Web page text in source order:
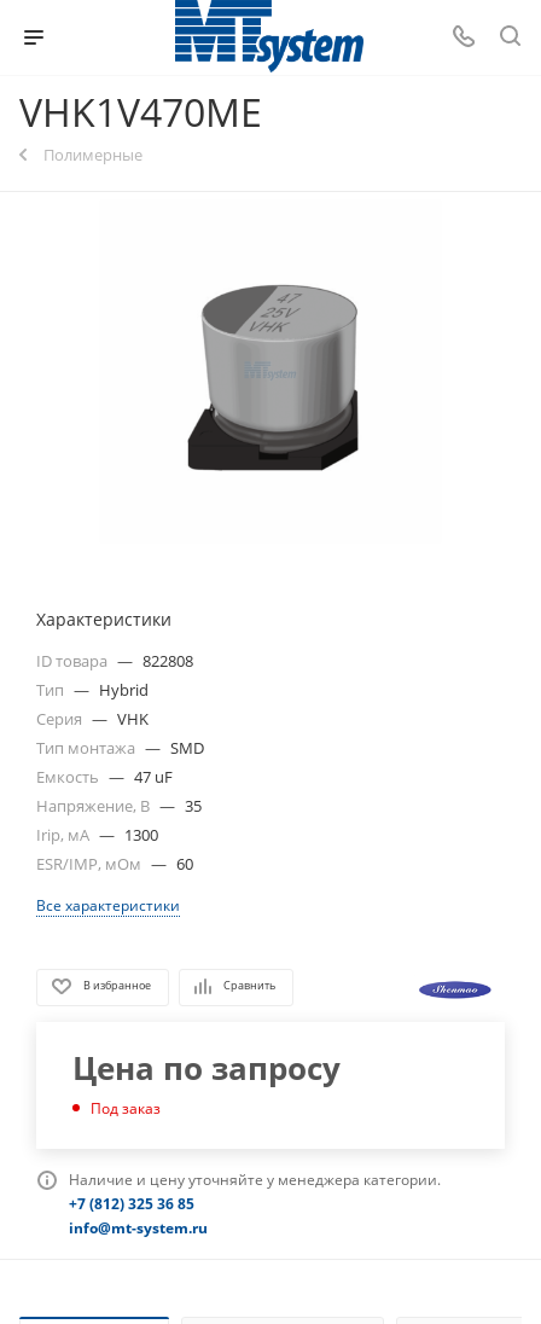
VHK1V470ME
Полимерные
Характеристики
ID товара — 822808
Тип — Hybrid
Серия — VHK
Тип монтажа — SMD
Емкость — 47 uF
Напряжение, В — 35
Irip, мА — 1300
ESR/IMP, мОм — 60
Все характеристики
В избранное Сравнить
Цена по запросу
Под заказ
Наличие и цену уточняйте у менеджера категории.
+7 (812) 325 36 85
info@mt-system.ru